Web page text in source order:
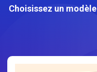
Choisissez un